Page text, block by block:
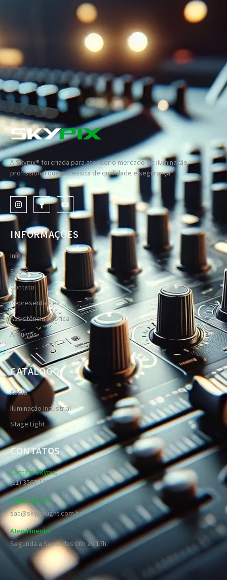
A Skypix® foi criada para atender o mercado de iluminação
profissional que necessita de qualidade e segurança.
INFORMAÇÕES
Início
Sobre
Contato
Representantes
Assistência Técnica
Arquivos
CATÁLOGO
Aúdio
Iluminação Industrial
Stage Light
CONTATOS
Contato Skypix:
(11) 3567-1289
E-mail do SAC:
sac@skypixlight.com.br
Atendimento:
Segunda a Sexta das 08h ás 17h.